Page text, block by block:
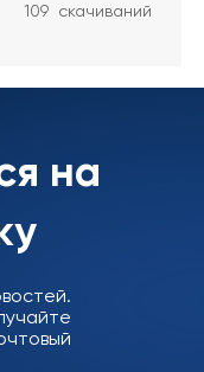
109 скачиваний
на